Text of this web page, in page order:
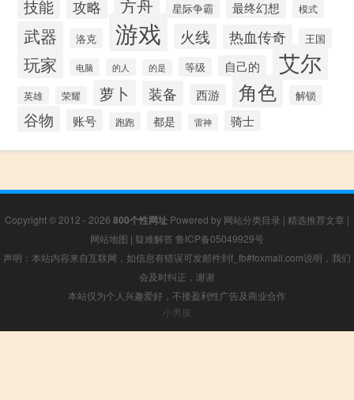
技能 攻略 方舟 星际争霸 最终幻想 模式
武器 洛克 游戏 火线 热血传奇 王国
玩家 电脑 的人 的是 等级 自己的 艾尔
英雄 荣耀 萝卜 装备 西游 角色 解锁
谷物 账号 跑跑 都是 雷神 骑士
Copyright © 2012 - 2026 800个性网址 Powered by 网站分类目录 | 精选推荐文章 |
网站地图 | 疑难解答 鲁ICP备05049929号
声明：本站内容来自互联网，如信息有错误可发邮件到f_fb#foxmail.com说明，我们
会及时纠正，谢谢
本站仅为个人兴趣爱好，不接盈利性广告及商业合作
小男孩